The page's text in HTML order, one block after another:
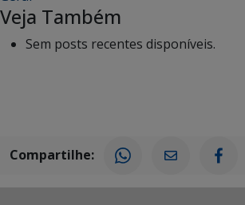
Veja Também
Sem posts recentes disponíveis.
Compartilhe: